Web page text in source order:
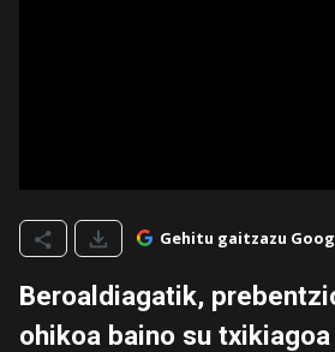
Gehitu gaitzazu
Beroaldiagatik,
ohikoa baino su